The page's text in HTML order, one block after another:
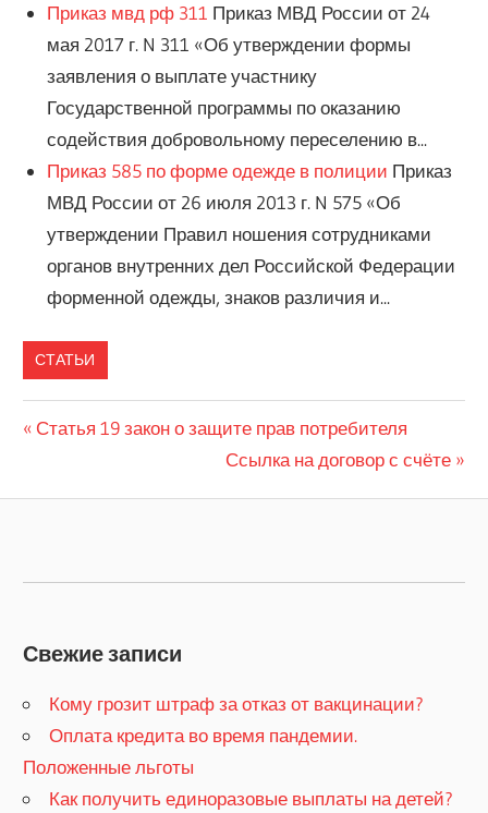
Приказ мвд рф 311 Приказ МВД России от 24
мая 2017 г. N 311 «Об утверждении формы
заявления о выплате участнику
Государственной программы по оказанию
содействия добровольному переселению в...
Приказ 585 по форме одежде в полиции Приказ
МВД России от 26 июля 2013 г. N 575 «Об
утверждении Правил ношения сотрудниками
органов внутренних дел Российской Федерации
форменной одежды, знаков различия и...
СТАТЬИ
по
Previous
Статья 19 закон о защите прав потребителя
Next
Ссылка на договор с счёте
Свежие записи
Кому грозит штраф за отказ от вакцинации?
​Оплата кредита во время пандемии.
Положенные льготы
​Как получить единоразовые выплаты на детей?